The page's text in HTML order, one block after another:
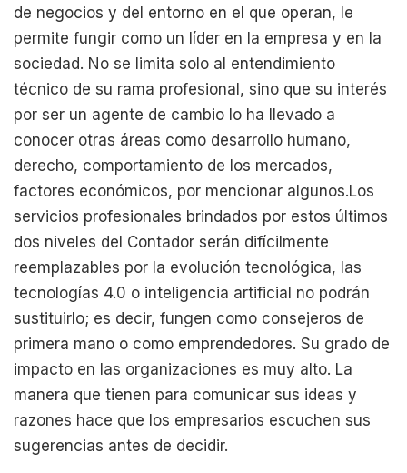
de negocios y del entorno en el que operan, le
permite fungir como un líder en la empresa y en la
sociedad. No se limita solo al entendimiento
técnico de su rama profesional, sino que su interés
por ser un agente de cambio lo ha llevado a
conocer otras áreas como desarrollo humano,
derecho, comportamiento de los mercados,
factores económicos, por mencionar algunos.Los
servicios profesionales brindados por estos últimos
dos niveles del Contador serán difícilmente
reemplazables por la evolución tecnológica, las
tecnologías 4.0 o inteligencia artificial no podrán
sustituirlo; es decir, fungen como consejeros de
primera mano o como emprendedores. Su grado de
impacto en las organizaciones es muy alto. La
manera que tienen para comunicar sus ideas y
razones hace que los empresarios escuchen sus
sugerencias antes de decidir.